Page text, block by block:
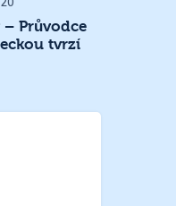
Průvodce
tvrzí